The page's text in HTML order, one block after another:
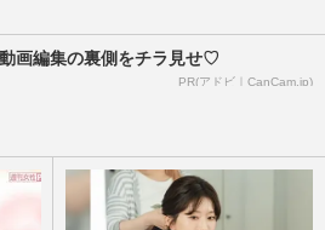
画編集の裏側をチラ見せ♡
PR(アドビ｜CanCam.jp)